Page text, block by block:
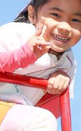
水
曜
日
の
園
庭